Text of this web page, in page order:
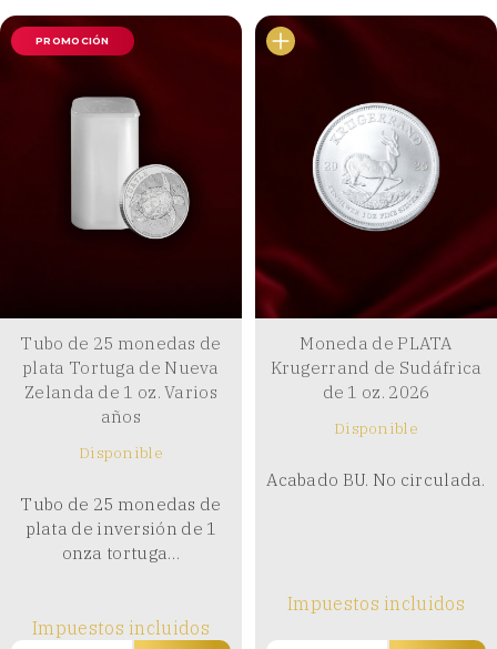
Tubo de 25 monedas de
plata Tortuga de Nueva
Zelanda de 1 oz. Varios
años
Disponible
Tubo de 25 monedas de
plata de inversión de 1
onza tortuga…
Impuestos incluidos
Moneda de PLATA
Krugerrand de Sudáfrica
de 1 oz. 2026
Disponible
Acabado BU. No circulada.
Impuestos incluidos